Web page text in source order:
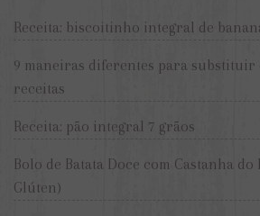
Receita: biscoitinho integral de
9 maneiras diferentes para substituir
receitas
Receita: pão integral 7 grãos
Bolo de Batata Doce com Castanha do
Glúten)